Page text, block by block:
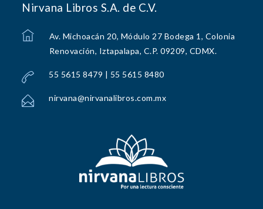
Nirvana Libros S.A. de C.V.
Av. Michoacán 20, Módulo 27 Bodega 1, Colonia
Renovación, Iztapalapa, C.P. 09209, CDMX.
55 5615 8479 | 55 5615 8480
nirvana@nirvanalibros.com.mx